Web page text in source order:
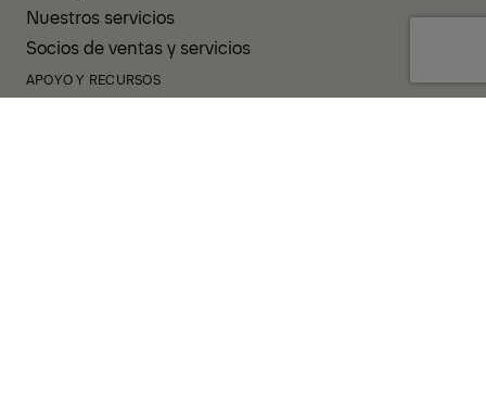
Nuestros servicios
Socios de ventas y servicios
APOYO Y RECURSOS